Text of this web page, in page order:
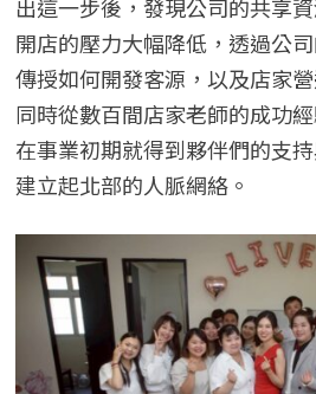
出這一步後，發現公司的共享
開店的壓力大幅降低，透過公
傳授如何開發客源，以及店家
同時從數百間店家老師的成功
在事業初期就得到夥伴們的支
建立起北部的人脈網絡。